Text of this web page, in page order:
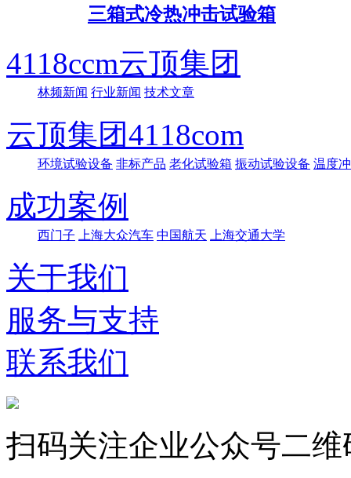
三箱式冷热冲击试验箱
4118ccm云顶集团
林频新闻 行业新闻 技术文章
云顶集团4118com
环境试验设备 非标产品 老化试验箱 振动试验设备 温度
成功案例
西门子 上海大众汽车 中国航天 上海交通大学
关于我们
服务与支持
联系我们
扫码关注企业公众号二维